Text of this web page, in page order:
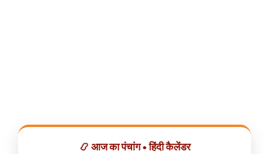
📿 आज का पंचांग • हिंदी कैलेंडर